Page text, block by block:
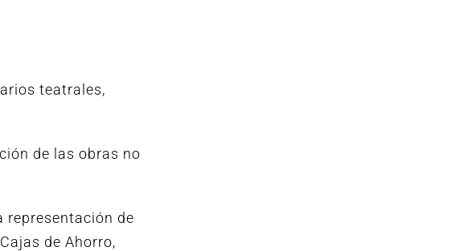
teatrales,
de las obras no
representación de
de Ahorro,